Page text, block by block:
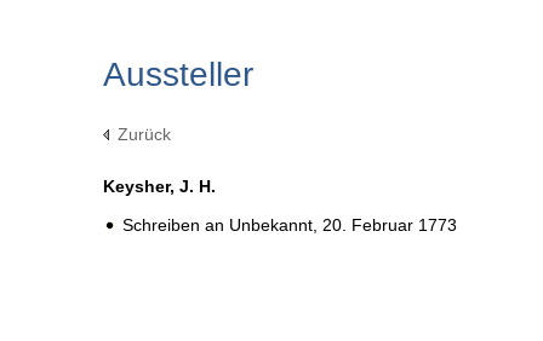
Aussteller
Zurück
Keysher, J. H.
Schreiben an Unbekannt, 20. Februar 1773